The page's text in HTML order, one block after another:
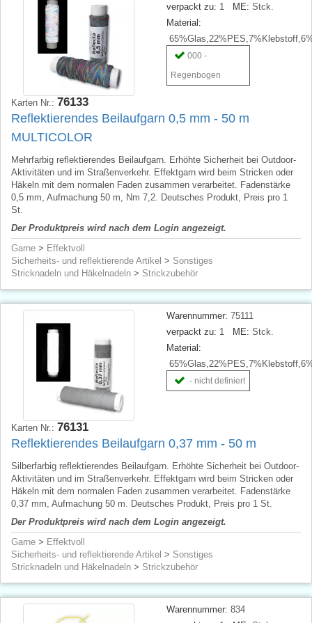
verpackt zu: 1 ME: Stck.
Material:
000 -
Regenbogen
Karten Nr.: 76133
Reflektierendes Beilaufgarn 0,5 mm - 50 m
MULTICOLOR
Mehrfarbig reflektierendes Beilaufgarn. Erhöhte Sicherheit bei Outdoor-
Aktivitäten und im Straßenverkehr. Effektgarn wird beim Stricken oder
Häkeln mit dem normalen Faden zusammen verarbeitet. Fadenstärke
0,5 mm, Aufmachung 50 m, Nm 7,2. Deutsches Produkt, Preis pro 1
St.
Der Produktpreis wird nach dem Login angezeigt.
Garne > Effektvoll
Sicherheits- und reflektierende Artikel > Sonstiges
Stricknadeln und Häkelnadeln > Strickzubehör
Warennummer: 75111
verpackt zu: 1 ME: Stck.
Material:
- nicht definiert
Karten Nr.: 76131
Reflektierendes Beilaufgarn 0,37 mm - 50 m
Silberfarbig reflektierendes Beilaufgarn. Erhöhte Sicherheit bei Outdoor-
Aktivitäten und im Straßenverkehr. Effektgarn wird beim Stricken oder
Häkeln mit dem normalen Faden zusammen verarbeitet. Fadenstärke
0,37 mm, Aufmachung 50 m. Deutsches Produkt, Preis pro 1 St.
Der Produktpreis wird nach dem Login angezeigt.
Garne > Effektvoll
Sicherheits- und reflektierende Artikel > Sonstiges
Stricknadeln und Häkelnadeln > Strickzubehör
Warennummer: 834